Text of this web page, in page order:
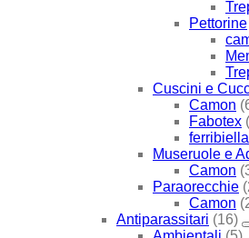
Pettorine
Cuscini e
Camon
Fabotex
ferribiella
Museruole e
Camon
Paraorecchie
Camon
Antiparassitari (16)